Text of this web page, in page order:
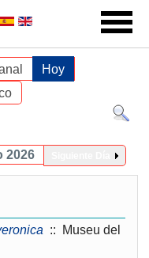
Hoy
2026
:: Museu del